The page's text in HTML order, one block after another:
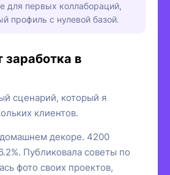
для первых коллабораций,
профиль с нулевой базой.
в
сценарий, который я
клиентов.
домашнем декоре. 4200
Публиковала советы по
фото своих проектов,